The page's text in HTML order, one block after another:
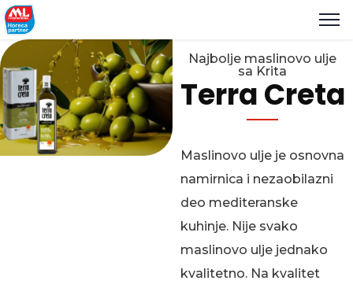
Najbolje maslinovo ulje
sa Krita
Terra Creta
Maslinovo ulje je osnovna
namirnica i nezaobilazni
deo mediteranske
kuhinje. Nije svako
maslinovo ulje jednako
kvalitetno. Na kvalitet